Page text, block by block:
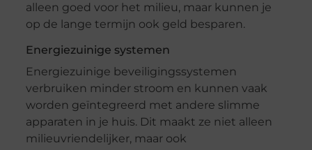
alleen goed voor het milieu, maar kunnen je
op de lange termijn ook geld besparen.
Energiezuinige systemen
Energiezuinige beveiligingssystemen
verbruiken minder stroom en kunnen vaak
worden geïntegreerd met andere slimme
apparaten in je huis. Dit maakt ze niet alleen
milieuvriendelijker, maar ook